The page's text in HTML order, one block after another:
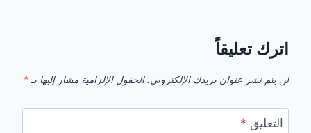
اترك تعليقاً
لن يتم نشر عنوان بريدك الإلكتروني. الحقول الإلزامية مشار إليها بـ *
التعليق *